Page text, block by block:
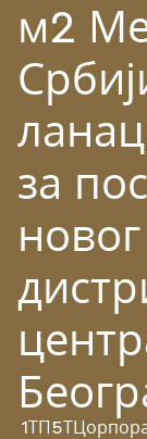
м2
за
новог